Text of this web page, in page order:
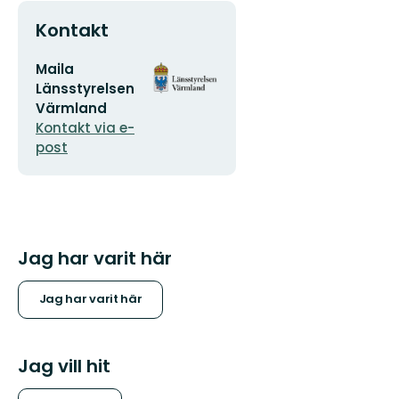
Kontakt
E-
postadress
Maila
Länsstyrelsen
Värmland
Kontakt via e-
post
Organisationens
logotyp
Jag har varit här
Jag har varit här
Jag vill hit